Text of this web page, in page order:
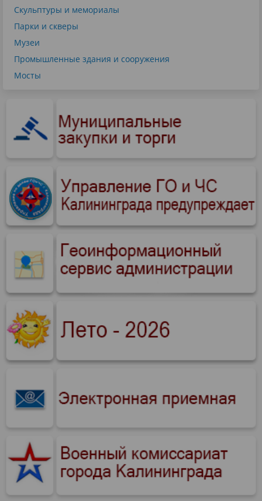
Скульптуры и мемориалы
Парки и скверы
Музеи
Промышленные здания и сооружения
Мосты